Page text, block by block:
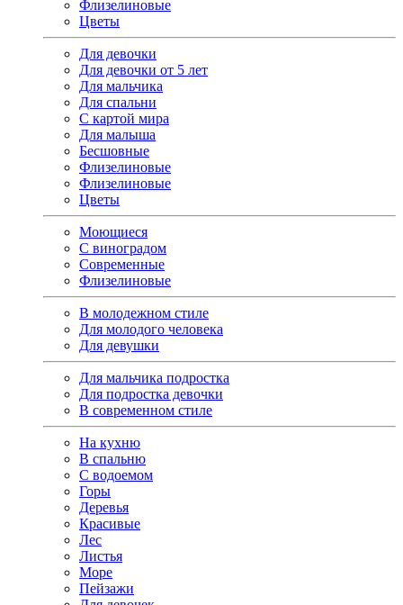
Флизелиновые
Цветы
Для девочки
Для девочки от 5 лет
Для мальчика
Для спальни
С картой мира
Для малыша
Бесшовные
Флизелиновые
Флизелиновые
Цветы
Моющиеся
С виноградом
Современные
Флизелиновые
В молодежном стиле
Для молодого человека
Для девушки
Для мальчика подростка
Для подростка девочки
В современном стиле
На кухню
В спальню
С водоемом
Горы
Деревья
Красивые
Лес
Листья
Море
Пейзажи